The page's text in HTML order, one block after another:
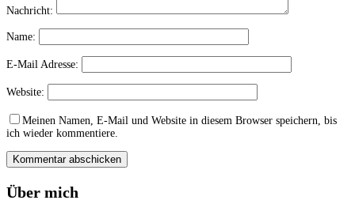
Nachricht:
Name:
E-Mail Adresse:
Website:
Meinen Namen, E-Mail und Website in diesem Browser speichern, bis
ich wieder kommentiere.
Über mich